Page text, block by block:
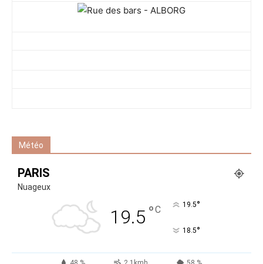
Météo
PARIS
Nuageux
19.5 °C 19.5°
18.5°